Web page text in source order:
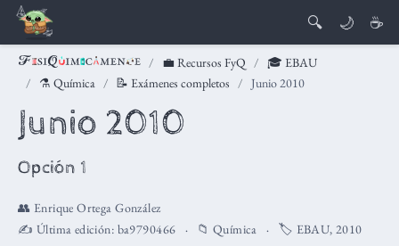
🔍 🌙 ☕
💼 Recursos FyQ
🎓 EBAU
⚗️ Química
📝 Exámenes completos Junio 2010
Junio 2010
Opción 1
👥 Enrique Ortega González
✍️ Última edición: ba9790466 📁 Química 🏷️ EBAU,2010